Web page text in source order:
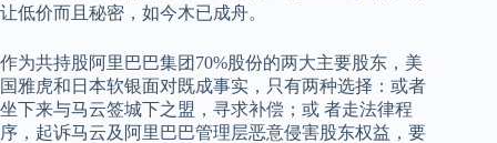
让低价而且秘密，如今木已成舟。
作为共持股阿里巴巴集团70%股份的两大主要股东，美
国雅虎和日本软银面对既成事实，只有两种选择：或者
坐下来与马云签城下之盟，寻求补偿；或 者走法律程
序，起诉马云及阿里巴巴管理层恶意侵害股东权益，要